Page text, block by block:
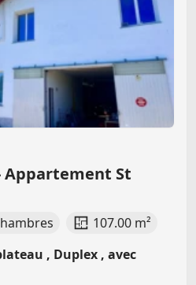
Appartement St
107.00 m²
, Duplex , avec